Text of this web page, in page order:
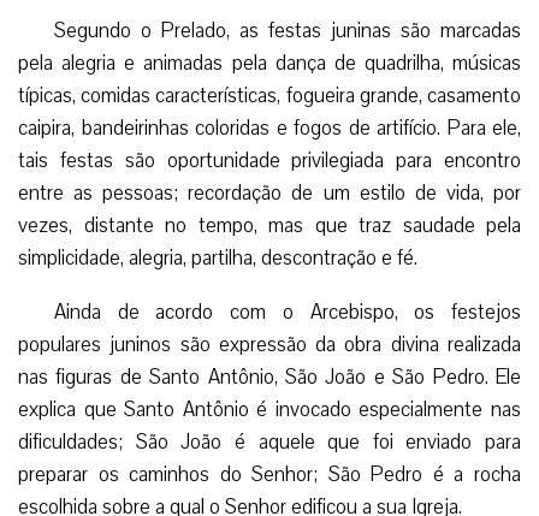
Segundo o Prelado, as festas juninas são marcadas
pela alegria e animadas pela dança de quadrilha, músicas
típicas, comidas características, fogueira grande, casamento
caipira, bandeirinhas coloridas e fogos de artifício. Para ele,
tais festas são oportunidade privilegiada para encontro
entre as pessoas; recordação de um estilo de vida, por
vezes, distante no tempo, mas que traz saudade pela
simplicidade, alegria, partilha, descontração e fé.
Ainda de acordo com o Arcebispo, os festejos
populares juninos são expressão da obra divina realizada
nas figuras de Santo Antônio, São João e São Pedro. Ele
explica que Santo Antônio é invocado especialmente nas
dificuldades; São João é aquele que foi enviado para
preparar os caminhos do Senhor; São Pedro é a rocha
escolhida sobre a qual o Senhor edificou a sua Igreja.